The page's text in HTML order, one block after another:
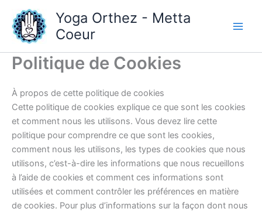
content
Yoga Orthez - Metta
Coeur
Politique de Cookies
À propos de cette politique de cookies
Cette politique de cookies explique ce que sont les cookies
et comment nous les utilisons. Vous devez lire cette
politique pour comprendre ce que sont les cookies,
comment nous les utilisons, les types de cookies que nous
utilisons, c’est-à-dire les informations que nous recueillons
à l’aide de cookies et comment ces informations sont
utilisées et comment contrôler les préférences en matière
de cookies. Pour plus d’informations sur la façon dont nous